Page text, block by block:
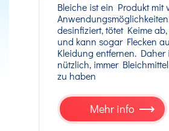
Bleiche ist ein Produkt mit
desinfiziert, tötet Keime
und kann sogar Flecken
Kleidung entfernen. Daher
nützlich, immer
zu haben
Mehr info